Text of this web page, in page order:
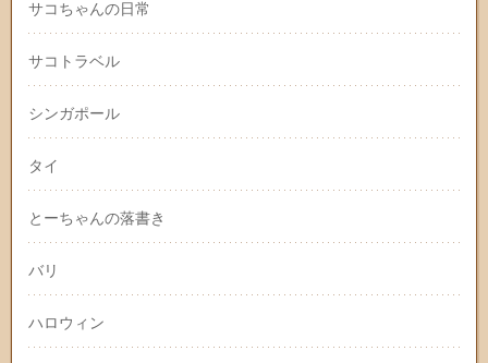
サコちゃんの日常
サコトラベル
シンガポール
タイ
とーちゃんの落書き
バリ
ハロウィン